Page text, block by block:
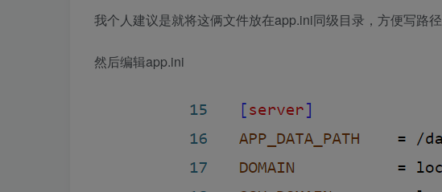
我个人建议是就将这俩文件放在app.ini同级目录，方便写路径
然后编辑app.ini